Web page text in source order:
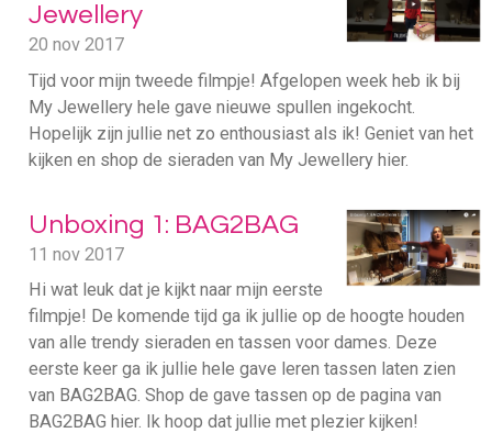
Jewellery
20 nov 2017
Tijd voor mijn tweede filmpje! Afgelopen week heb ik bij
My Jewellery hele gave nieuwe spullen ingekocht.
Hopelijk zijn jullie net zo enthousiast als ik! Geniet van het
kijken en shop de sieraden van My Jewellery hier.
Unboxing 1: BAG2BAG
11 nov 2017
Hi wat leuk dat je kijkt naar mijn eerste
filmpje! De komende tijd ga ik jullie op de hoogte houden
van alle trendy sieraden en tassen voor dames. Deze
eerste keer ga ik jullie hele gave leren tassen laten zien
van BAG2BAG. Shop de gave tassen op de pagina van
BAG2BAG hier. Ik hoop dat jullie met plezier kijken!